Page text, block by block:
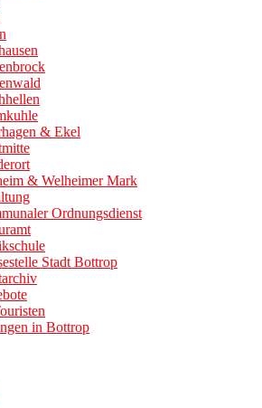
& Ekel
& Welheimer Mark
Ordnungsdienst
Stadt Bottrop
in Bottrop